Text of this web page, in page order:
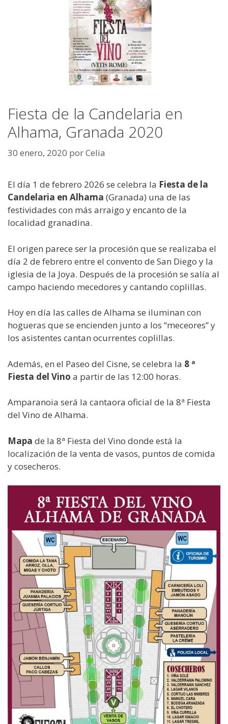
Fiesta de la Candelaria en
Alhama, Granada 2020
30 enero, 2020 porCelia
El día 1 de febrero 2026 se celebra la Fiesta de la
Candelaria en Alhama (Granada) una de las
festividades con más arraigo y encanto de la
localidad granadina.
El origen parece ser la procesión que se realizaba el
día 2 de febrero entre el convento de San Diego y la
iglesia de la Joya. Después de la procesión se salía al
campo haciendo mecedores y cantando coplillas.
Hoy en día las calles de Alhama se iluminan con
hogueras que se encienden junto a los “meceores” y
los asistentes cantan ocurrentes coplillas.
Además, en el Paseo del Cisne, se celebra la 8 ª
Fiesta del Vino a partir de las 12:00 horas.
Amparanoia será la cantaora oficial de la 8ª Fiesta
del Vino de Alhama.
Mapa de la 8ª Fiesta del Vino donde está la
localización de la venta de vasos, puntos de comida
y cosecheros.